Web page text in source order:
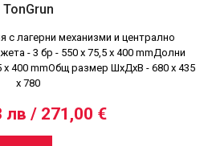
TonGrun
с лагерни механизми и централно
- 3 бр - 550 x 75,5 x 400 mmДолни
x 400 mmОбщ размер ШхДхВ - 680 х 435
х 780
лв / 271,00 €